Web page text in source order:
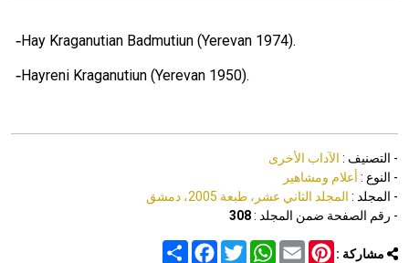
-Hay Kraganutian Badmutiun (Yerevan 1974).
-Hayreni Kraganutiun (Yerevan 1950).
- التصنيف : الآداب الأخرى
- النوع : أعلام ومشاهير
- المجلد : المجلد الثاني عشر، طبعة 2005، دمشق
- رقم الصفحة ضمن المجلد :308
مشاركة : Share
FacebookTwitter
WhatsAppEmail
Pinterest